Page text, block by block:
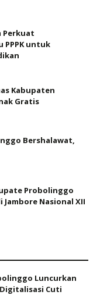
Perkuat
PPPK untuk
Kabupaten
Gratis
Bershalawat,
Probolinggo
Jambore Nasional XII
Luncurkan
Digitalisasi Cuti